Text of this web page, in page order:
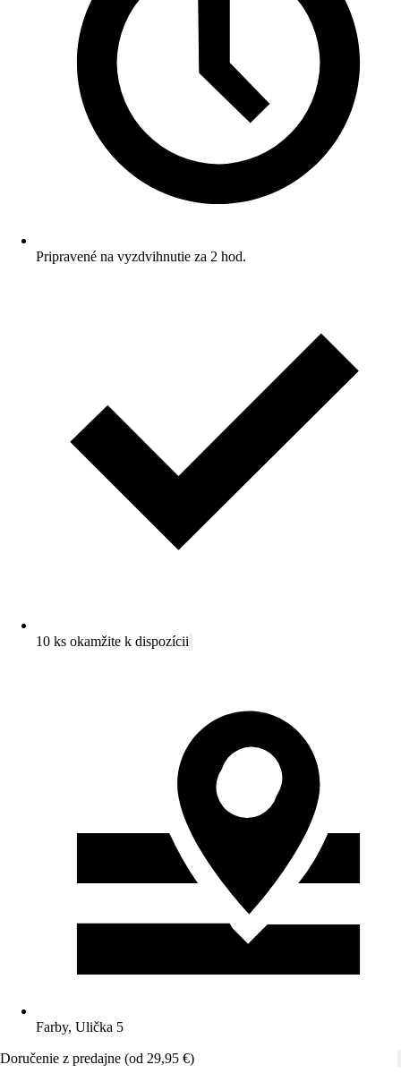
Pripravené na vyzdvihnutie za 2 hod.
10 ks okamžite k dispozícii
Farby, Ulička 5
Doručenie z predajne (od 29,95 €)